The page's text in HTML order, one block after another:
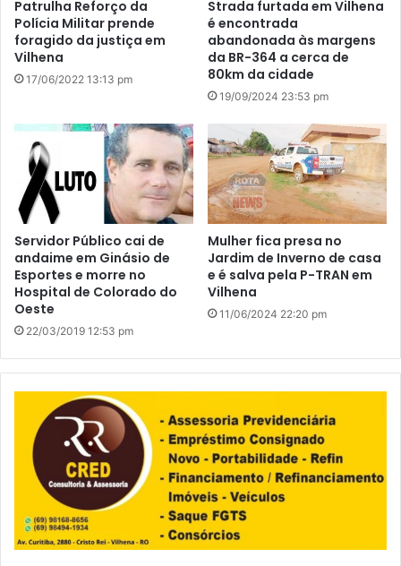
Patrulha Reforço da
Polícia Militar prende
foragido da justiça em
Vilhena
17/06/2022 13:13 pm
Strada furtada em Vilhena
é encontrada
abandonada às margens
da BR-364 a cerca de
80km da cidade
19/09/2024 23:53 pm
Servidor Público cai de
andaime em Ginásio de
Esportes e morre no
Hospital de Colorado do
Oeste
22/03/2019 12:53 pm
Mulher fica presa no
Jardim de Inverno de casa
e é salva pela P-TRAN em
Vilhena
11/06/2024 22:20 pm